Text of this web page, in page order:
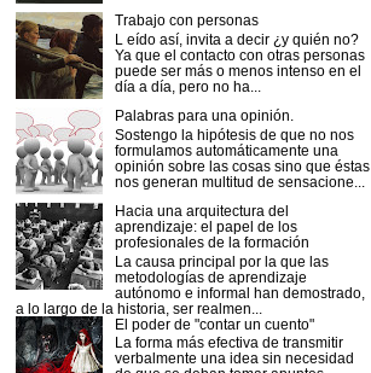
Trabajo con personas
L eído así, invita a decir ¿y quién no?
Ya que el contacto con otras personas
puede ser más o menos intenso en el
día a día, pero no ha...
Palabras para una opinión.
Sostengo la hipótesis de que no nos
formulamos automáticamente una
opinión sobre las cosas sino que éstas
nos generan multitud de sensacione...
Hacia una arquitectura del
aprendizaje: el papel de los
profesionales de la formación
La causa principal por la que las
metodologías de aprendizaje
autónomo e informal han demostrado,
a lo largo de la historia, ser realmen...
El poder de "contar un cuento"
La forma más efectiva de transmitir
verbalmente una idea sin necesidad